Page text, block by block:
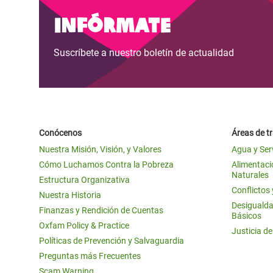
Conflictos y Desastres
Desigualdad Extrema y
Servicios Sociales Básicos
Gender, Rights, and Justice
en
en
Crisis
Crisis
#ActuaPorElClima
Erradiquemos el Sufrimiento Humano que
se Oculta tras los Alimentos
¡Basta! Acabemos con las violencias contra
ayuda
navegación
Infórmate
Suscríbete a nuestro boletín de actualidad
Conócenos
Nuestra Misión, Visión, y Valores
Cómo Luchamos Contra la Pobreza
Estructura Organizativa
Nuestra Historia
Finanzas y Rendición de Cuentas
Oxfam Policy & Practice
Políticas de Prevención y Salvaguardia
Preguntas más Frecuentes
Áreas de
Agua y
Naturales
Conflictos
Básicos
Justicia de